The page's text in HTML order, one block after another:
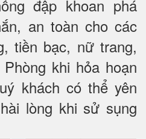
đập khoan phá
an toàn cho các
tiền bạc, nữ trang,
khi hỏa hoạn
khách có thể yên
lòng khi sử sụng